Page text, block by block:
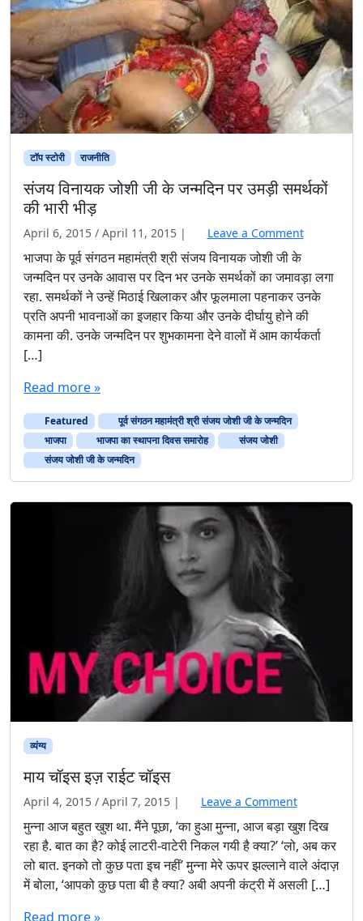
टॉप स्टोरी राजनीति
संजय विनायक जोशी जी के जन्मदिन पर उमड़ी समर्थकों
की भारी भीड़
April 6, 2015 / April 11, 2015 | Leave a Comment
भाजपा के पूर्व संगठन महामंत्री श्री संजय विनायक जोशी जी के
जन्मदिन पर उनके आवास पर दिन भर उनके समर्थकों का जमावड़ा लगा
रहा. समर्थकों ने उन्हें मिठाई खिलाकर और फूलमाला पहनाकर उनके
प्रति अपनी भावनाओं का इजहार किया और उनके दीर्घायु होने की
कामना की. उनके जन्मदिन पर शुभकामना देने वालों में आम कार्यकर्ता
[…]
Read more »
Featured
पूर्व संगठन महामंत्री श्री संजय जोशी जी के जन्मदिन
भाजपा
भाजपा का स्थापना दिवस समारोह
संजय जोशी
संजय जोशी जी के जन्मदिन
व्यंग्य
माय चॉइस इज़ राईट चॉइस
April 4, 2015 / April 7, 2015 | Leave a Comment
मुन्ना आज बहुत खुश था. मैंने पूछा, ‘का हुआ मुन्ना, आज बड़ा खुश दिख
रहा है. बात का है? कोई लाटरी-वाटेरी निकल गयी है क्या?’ ‘लो, अब कर
लो बात. इनको तो कुछ पता इच नहीं’ मुन्ना मेरे ऊपर झल्लाने वाले अंदाज़
में बोला, ‘आपको कुछ पता बी है क्या? अबी अपनी कंट्री में असली […]
Read more »